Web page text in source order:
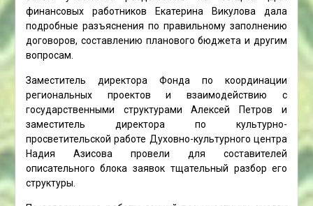
финансовых работников Екатерина Викулова дала
подробные разъяснения по правильному заполнению
договоров, составлению планового бюджета и другим
вопросам.
Заместитель директора Фонда по координации
региональных проектов и взаимодействию с
государственными структурами Алексей Петров и
заместитель директора по культурно-
просветительской работе Духовно-культурного центра
Надия Азисова провели для составителей
описательного блока заявок тщательный разбор его
структуры.